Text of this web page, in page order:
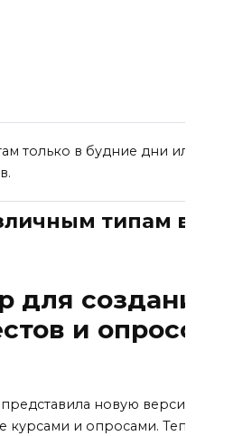
только в будние дни или на
типам
для создания
и опросов на
новую версию
курсами и опросами. Теперь